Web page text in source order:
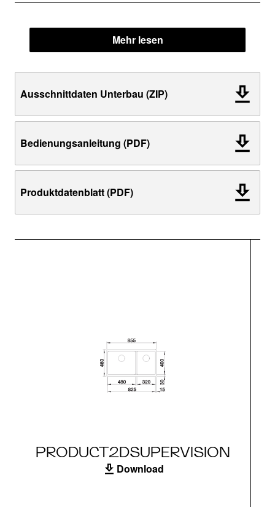
Mehr lesen
Ausschnittdaten Unterbau (ZIP)
Bedienungsanleitung (PDF)
Produktdatenblatt (PDF)
PRODUCT2DSUPERVISION
Download